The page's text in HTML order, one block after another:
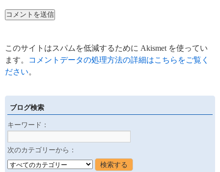
このサイトはスパムを低減するために Akismet を使ってい
ます。
コメントデータの処理方法の詳細はこちらをご覧く
ださい。
ブログ検索
キーワード：
次のカテゴリーから：